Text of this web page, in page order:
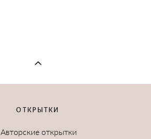
ОТКРЫТКИ
Авторские открытки